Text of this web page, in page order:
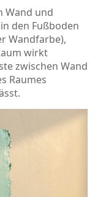
Wand und
den Fußboden
Wandfarbe),
wirkt
zwischen Wand
Raumes